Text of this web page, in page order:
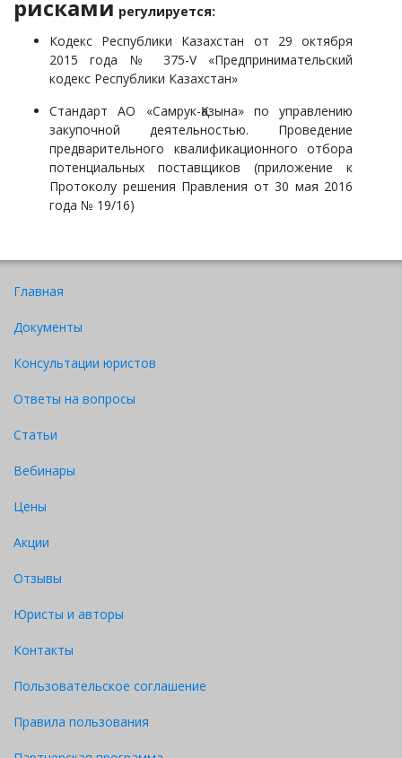
рисками​​​​​​​ регулируется:
Кодекс Республики Казахстан от 29 октября
2015 года № 375-V «Предпринимательский
кодекс Республики Казахстан»
Стандарт АО «Самрук-Қазына» по управлению
закупочной деятельностью. Проведение
предварительного квалификационного отбора
потенциальных поставщиков (приложение к
Протоколу решения Правления от 30 мая 2016
года № 19/16)
Главная
Документы
Консультации юристов
Ответы на вопросы
Статьи
Вебинары
Цены
Акции
Отзывы
Юристы и авторы
Контакты
Пользовательское соглашение
Правила пользования